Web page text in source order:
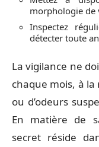
morphologie de
Inspectez
détecter toute
La vigilance ne
chaque mois, à
ou d’odeurs
En matière de
secret réside